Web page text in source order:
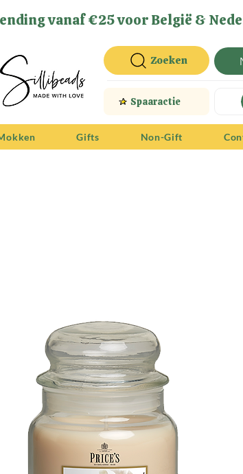
vanaf €25 voor België &
Zoeken
Spaaractie
Gifts Non-Gift